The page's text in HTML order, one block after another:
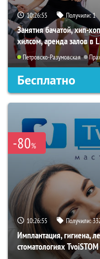
10:26:54 Получили:1
Занятия бачатой, хип-
хилсом, аренда залов в
Петровско-Разумовская
Бесплатно
-80%
10:26:54 Получили:
Имплантация, гигиена,
стоматологиях TvoiSTOM